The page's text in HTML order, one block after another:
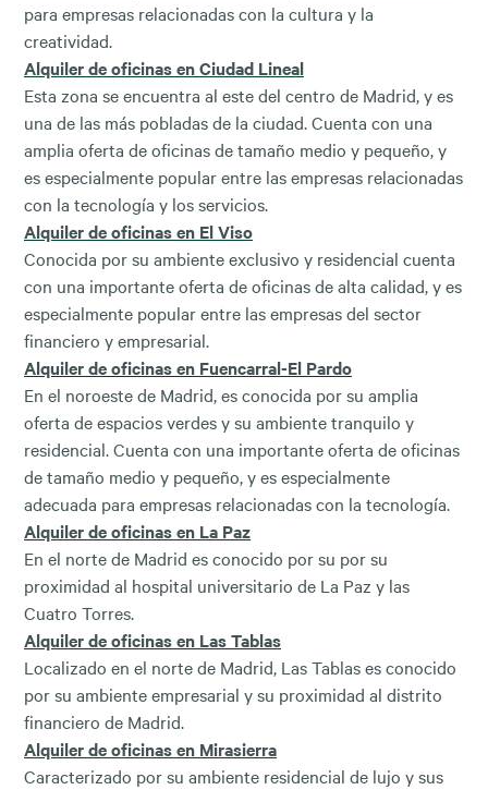
para empresas relacionadas con la cultura y la
creatividad.
Alquiler de oficinas en Ciudad Lineal
Esta zona se encuentra al este del centro de Madrid, y es
una de las más pobladas de la ciudad. Cuenta con una
amplia oferta de oficinas de tamaño medio y pequeño, y
es especialmente popular entre las empresas relacionadas
con la tecnología y los servicios.
Alquiler de oficinas en El Viso
Conocida por su ambiente exclusivo y residencial cuenta
con una importante oferta de oficinas de alta calidad, y es
especialmente popular entre las empresas del sector
financiero y empresarial.
Alquiler de oficinas en Fuencarral-El Pardo
En el noroeste de Madrid, es conocida por su amplia
oferta de espacios verdes y su ambiente tranquilo y
residencial. Cuenta con una importante oferta de oficinas
de tamaño medio y pequeño, y es especialmente
adecuada para empresas relacionadas con la tecnología.
Alquiler de oficinas en La Paz
En el norte de Madrid es conocido por su por su
proximidad al hospital universitario de La Paz y las
Cuatro Torres.
Alquiler de oficinas en Las Tablas
Localizado en el norte de Madrid, Las Tablas es conocido
por su ambiente empresarial y su proximidad al distrito
financiero de Madrid.
Alquiler de oficinas en Mirasierra
Caracterizado por su ambiente residencial de lujo y sus